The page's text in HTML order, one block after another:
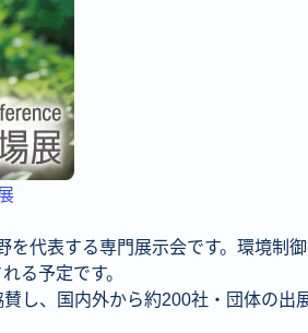
代表する専門展示会です。環境制
る予定です。
し、国内外から約200社・団体の出